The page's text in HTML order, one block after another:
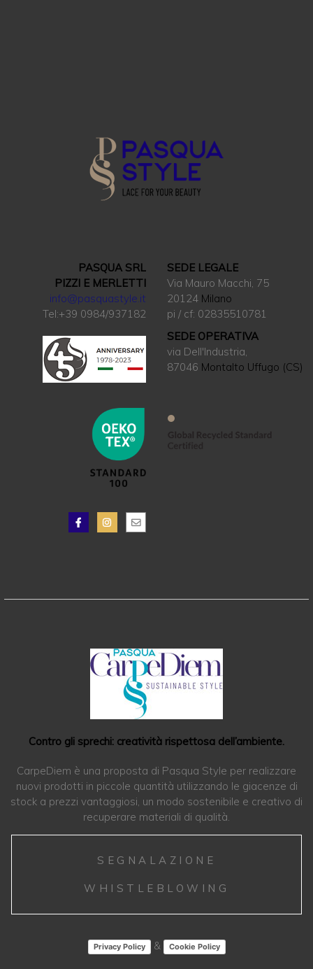
PASQUA SRL
PIZZI E MERLETTI
info@pasquastyle.it
Tel:+39 0984/937182
SEDE LEGALE
Via Mauro Macchi, 75
20124 Milano
pi / cf: 02835510781
SEDE OPERATIVA
via Dell'Industria,
87046 Montalto Uffugo (CS)
Contro gli sprechi: creatività rispettosa dell’ambiente.
CarpeDiem è una proposta di Pasqua Style per realizzare
nuovi prodotti in piccole quantità utilizzando le giacenze di
stock a prezzi vantaggiosi, un modo sostenibile e creativo di
recuperare materiali di qualità.
SEGNALAZIONE
WHISTLEBLOWING
Privacy Policy & Cookie Policy